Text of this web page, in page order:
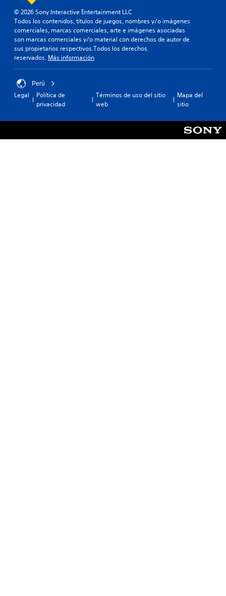
© 2026 Sony Interactive Entertainment LLC
Todos los contenidos, títulos de juegos, nombres y/o imágenes
comerciales, marcas comerciales, arte e imágenes asociadas
son marcas comerciales y/o material con derechos de autor de
sus propietarios respectivos.Todos los derechos
reservados. Más información
Perú
Legal
Política de
privacidad
Términos de uso del sitio
web
Mapa del
sitio